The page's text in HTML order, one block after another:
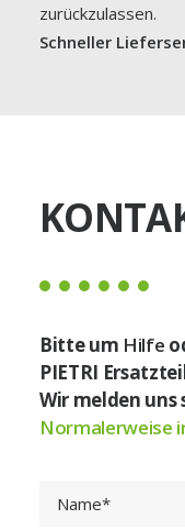
zurückzulassen.
Schneller
Bitte um Hilfe
PIETRI
Wir melden uns
Normalerweise